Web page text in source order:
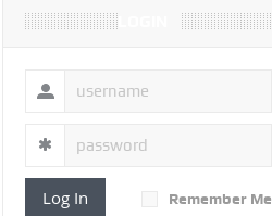
Log In Remember Me